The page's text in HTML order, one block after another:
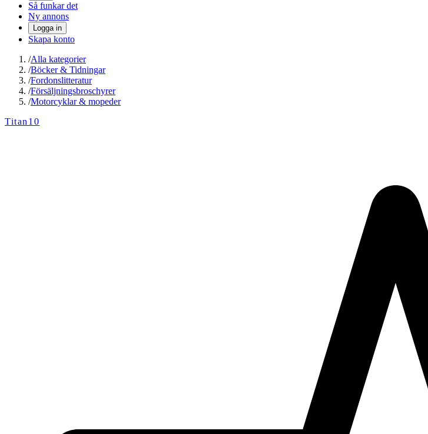
Så funkar det
Ny annons
Logga in
Skapa konto
/Alla kategorier
/Böcker & Tidningar
/Fordonslitteratur
/Försäljningsbroschyrer
/Motorcyklar & mopeder
Titan10